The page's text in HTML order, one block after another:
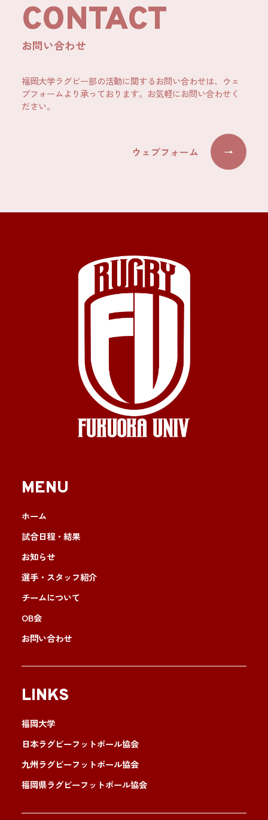
CONTACT
お問い合わせ
福岡大学ラグビー部の活動に関するお問い合わせは、ウェ
ブフォームより承っております。お気軽にお問い合わせく
ださい。
ウェブフォーム →
MENU
ホーム
試合日程・結果
お知らせ
選手・スタッフ紹介
チームについて
OB会
お問い合わせ
LINKS
福岡大学
日本ラグビーフットボール協会
九州ラグビーフットボール協会
福岡県ラグビーフットボール協会